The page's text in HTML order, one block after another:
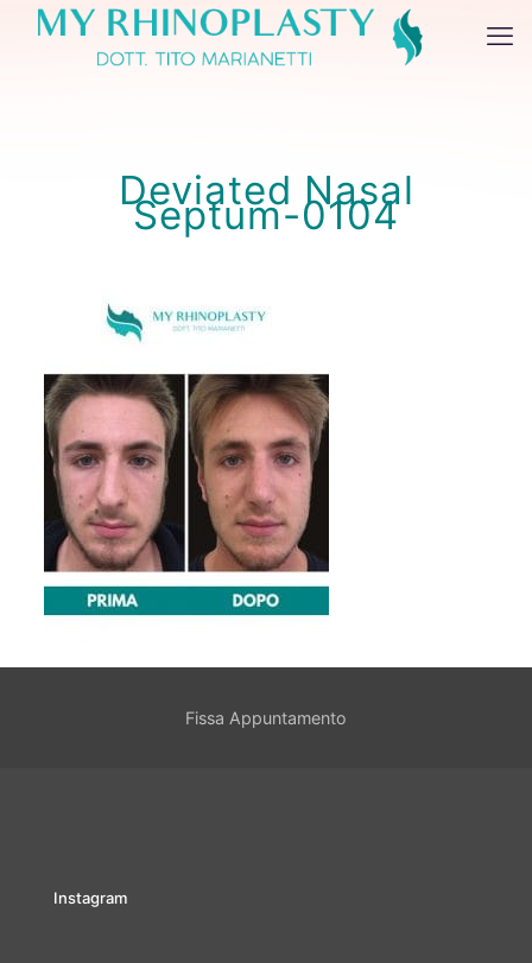
Deviated Nasal
Septum-0104
Fissa Appuntamento
Instagram